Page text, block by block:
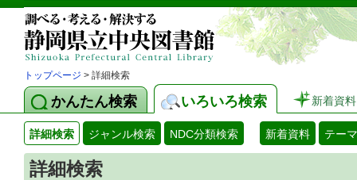
トップページ > 詳細検索
かんたん検索 いろいろ検索 新着資料
詳細検索 ジャンル検索 NDC分類検索 新着資料 テー
詳細検索